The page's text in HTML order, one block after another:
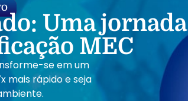
Uma jornada
MEC
se em um
mais rápido e seja